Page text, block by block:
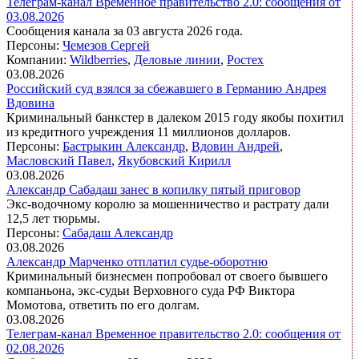
03.08.2026
Сообщения канала за 03 августа 2026 года.
Персоны: Чемезов Сергей
Компании: Wildberries, Деловые линии, Ростех
03.08.2026
Российский суд взялся за сбежавшего в Германию Андрея
Вдовина
Криминальный банкстер в далеком 2015 году якобы похитил
из кредитного учреждения 11 миллионов долларов.
Персоны: Бастрыкин Александр, Вдовин Андрей,
Масловский Павел, Якубовский Кирилл
03.08.2026
Александр Сабадаш занес в копилку пятый приговор
Экс-водочному королю за мошенничество и растрату дали
12,5 лет тюрьмы.
Персоны: Сабадаш Александр
03.08.2026
Александр Марченко отплатил судье-оборотню
Криминальный бизнесмен попробовал от своего бывшего
компаньона, экс-судьи Верховного суда РФ Виктора
Момотова, ответить по его долгам.
03.08.2026
Телеграм-канал Временное правительство 2.0: сообщения от
02.08.2026